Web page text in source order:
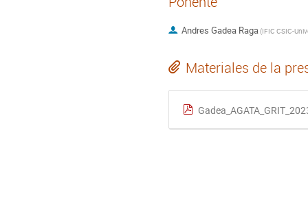
Andres Gadea Raga(
Materiales de la